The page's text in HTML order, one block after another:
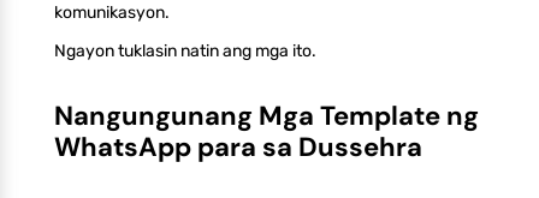
komunikasyon.
Ngayon tuklasin natin ang mga ito.
Nangungunang Mga Template ng
WhatsApp para sa Dussehra